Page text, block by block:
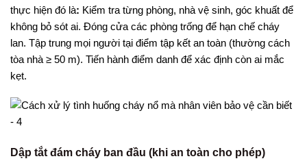
thực hiện đó là: Kiểm tra từng phòng, nhà vệ sinh, góc khuất để
không bỏ sót ai. Đóng cửa các phòng trống để hạn chế cháy
lan. Tập trung mọi người tại điểm tập kết an toàn (thường cách
tòa nhà ≥ 50 m). Tiến hành điểm danh để xác định còn ai mắc
kẹt.
Dập tắt đám cháy ban đầu (khi an toàn cho phép)